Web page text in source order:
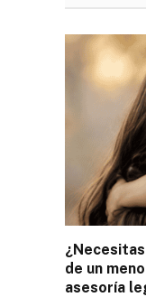
de un
asesoría